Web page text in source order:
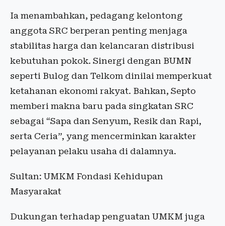
Ia menambahkan, pedagang kelontong
anggota SRC berperan penting menjaga
stabilitas harga dan kelancaran distribusi
kebutuhan pokok. Sinergi dengan BUMN
seperti Bulog dan Telkom dinilai memperkuat
ketahanan ekonomi rakyat. Bahkan, Septo
memberi makna baru pada singkatan SRC
sebagai “Sapa dan Senyum, Resik dan Rapi,
serta Ceria”, yang mencerminkan karakter
pelayanan pelaku usaha di dalamnya.
Sultan: UMKM Fondasi Kehidupan
Masyarakat
Dukungan terhadap penguatan UMKM juga